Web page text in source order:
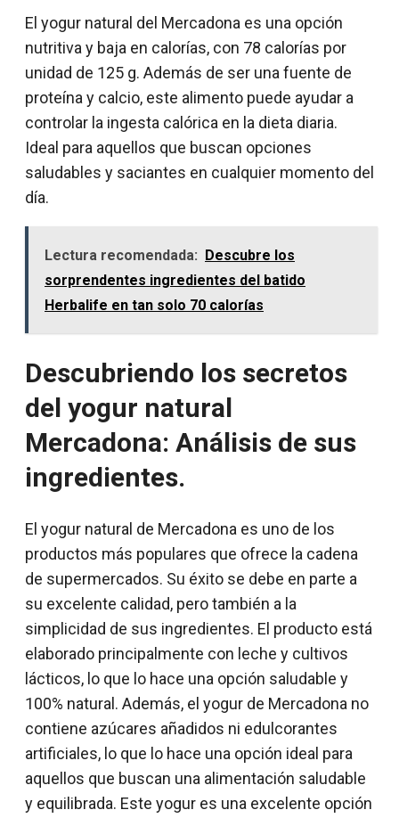
El yogur natural del Mercadona es una opción
nutritiva y baja en calorías, con 78 calorías por
unidad de 125 g. Además de ser una fuente de
proteína y calcio, este alimento puede ayudar a
controlar la ingesta calórica en la dieta diaria.
Ideal para aquellos que buscan opciones
saludables y saciantes en cualquier momento del
día.
Lectura recomendada:
Descubre los
sorprendentes ingredientes del batido
Herbalife en tan solo 70 calorías
Descubriendo los secretos
del yogur natural
Mercadona: Análisis de sus
ingredientes.
El yogur natural de Mercadona es uno de los
productos más populares que ofrece la cadena
de supermercados. Su éxito se debe en parte a
su excelente calidad, pero también a la
simplicidad de sus ingredientes. El producto está
elaborado principalmente con leche y cultivos
lácticos, lo que lo hace una opción saludable y
100% natural. Además, el yogur de Mercadona no
contiene azúcares añadidos ni edulcorantes
artificiales, lo que lo hace una opción ideal para
aquellos que buscan una alimentación saludable
y equilibrada. Este yogur es una excelente opción